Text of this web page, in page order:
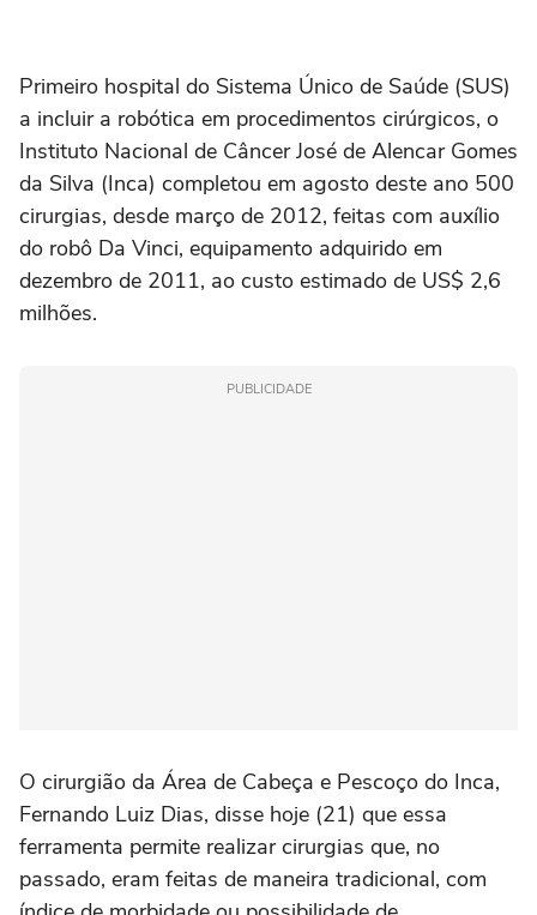
Primeiro hospital do Sistema Único de Saúde (SUS)
a incluir a robótica em procedimentos cirúrgicos, o
Instituto Nacional de Câncer José de Alencar Gomes
da Silva (Inca) completou em agosto deste ano 500
cirurgias, desde março de 2012, feitas com auxílio
do robô Da Vinci, equipamento adquirido em
dezembro de 2011, ao custo estimado de US$ 2,6
milhões.
PUBLICIDADE
O cirurgião da Área de Cabeça e Pescoço do Inca,
Fernando Luiz Dias, disse hoje (21) que essa
ferramenta permite realizar cirurgias que, no
passado, eram feitas de maneira tradicional, com